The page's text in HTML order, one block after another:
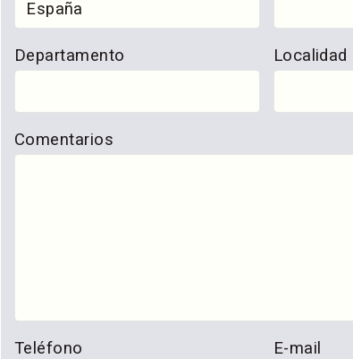
Departamento Localidad
Comentarios
Teléfono E-mail